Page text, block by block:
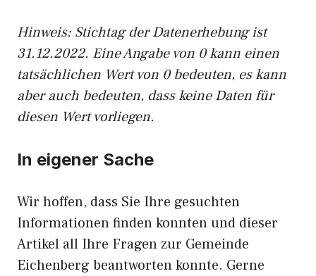
Hinweis: Stichtag der Datenerhebung ist
31.12.2022. Eine Angabe von 0 kann einen
tatsächlichen Wert von 0 bedeuten, es kann
aber auch bedeuten, dass keine Daten für
diesen Wert vorliegen.
In eigener Sache
Wir hoffen, dass Sie Ihre gesuchten
Informationen finden konnten und dieser
Artikel all Ihre Fragen zur Gemeinde
Eichenberg beantworten konnte. Gerne